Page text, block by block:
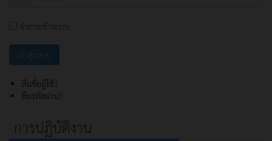
จำการเข้าระบบ
ลืมชื่อผู้ใช้?
ลืมรหัสผ่าน?
การปฏิบัติงาน